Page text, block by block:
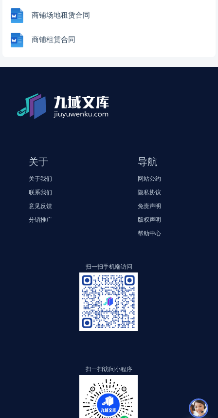
商铺场地租赁合同
商铺租赁合同
关于
关于我们
联系我们
意见反馈
分销推广
导航
网站公约
隐私协议
免责声明
版权声明
帮助中心
扫一扫手机端访问
扫一扫访问小程序